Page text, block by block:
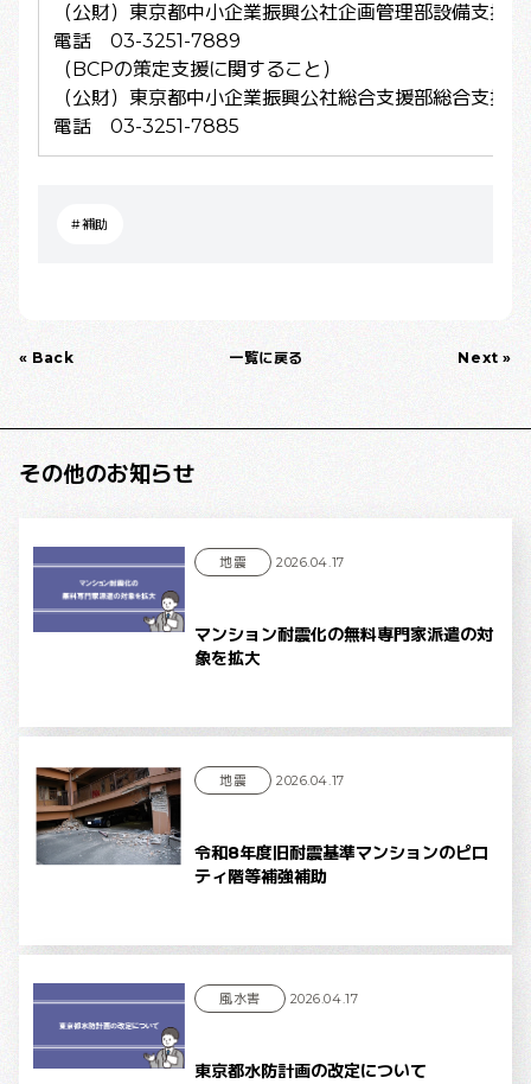
（公財）東京都中小企業振興公社企画管理部設備支援課
電話 03-3251-7889
（BCPの策定支援に関すること）
（公財）東京都中小企業振興公社総合支援部総合支援課
電話 03-3251-7885
#補助
« Back 一覧に戻る Next »
その他のお知らせ
マンション耐震化の無料専門家派遣の対
象を拡大
地震 2026.04.17
令和8年度旧耐震基準マンションのピロ
ティ階等補強補助
地震 2026.04.17
東京都水防計画の改定について
風水害 2026.04.17